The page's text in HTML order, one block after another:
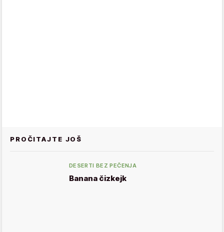
PROČITAJTE JOŠ
DESERTI BEZ PEČENJA
Banana čizkejk